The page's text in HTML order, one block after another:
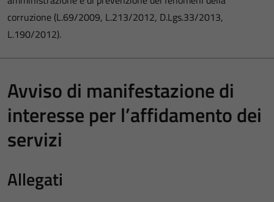
corruzione (L.69/2009, L.213/2012, D.Lgs.33/2013,
L.190/2012).
Avviso di manifestazione di
interesse per l’affidamento dei
servizi
Allegati